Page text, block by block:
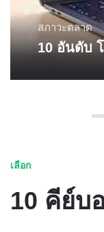
สภาวะตลาด
10 อันดับ
เลือก